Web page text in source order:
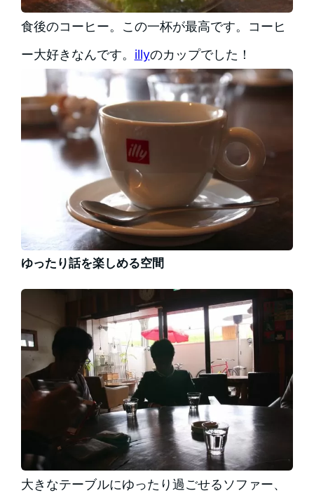
食後のコーヒー。この一杯が最高です。コーヒ
ー大好きなんです。 illyのカップでした！
ゆったり話を楽しめる空間
大きなテーブルにゆったり過ごせるソファー、